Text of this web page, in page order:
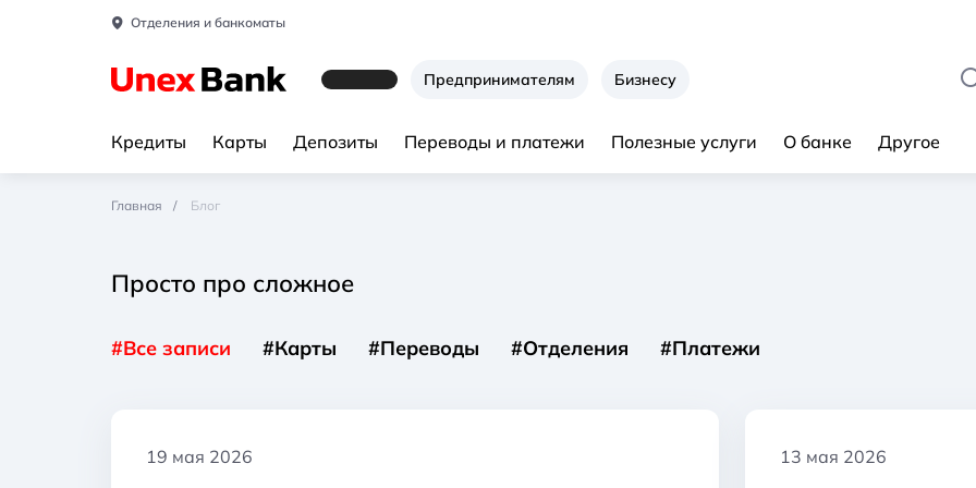
Отделения и банкоматы
Предпринимателям Бизнесу
Кредиты Карты Депозиты Переводы и платежи Полезные услуги О банке Другое
Главная Блог
Просто про сложное
#Все записи #Карты #Переводы #Отделения #Платежи
19 мая 2026 13 мая 2026